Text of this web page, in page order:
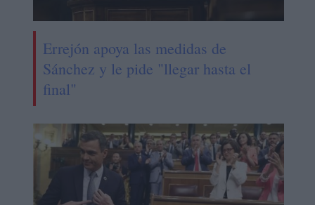
Errejón apoya las medidas de
Sánchez y le pide "llegar hasta el
final"